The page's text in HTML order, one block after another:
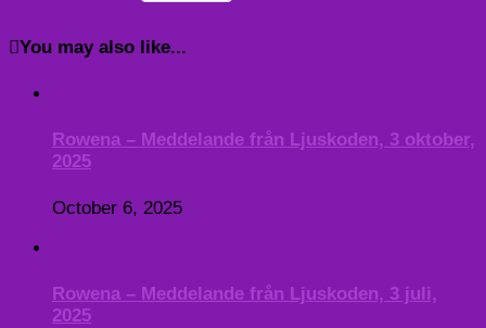
You may also like...
Rowena – Meddelande från Ljuskoden, 3 oktober,
2025
October 6, 2025
Rowena – Meddelande från Ljuskoden, 3 juli,
2025